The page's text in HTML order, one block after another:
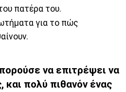
πατέρα του.
για το πώς
να επιτρέψει να
πολύ πιθανόν ένας